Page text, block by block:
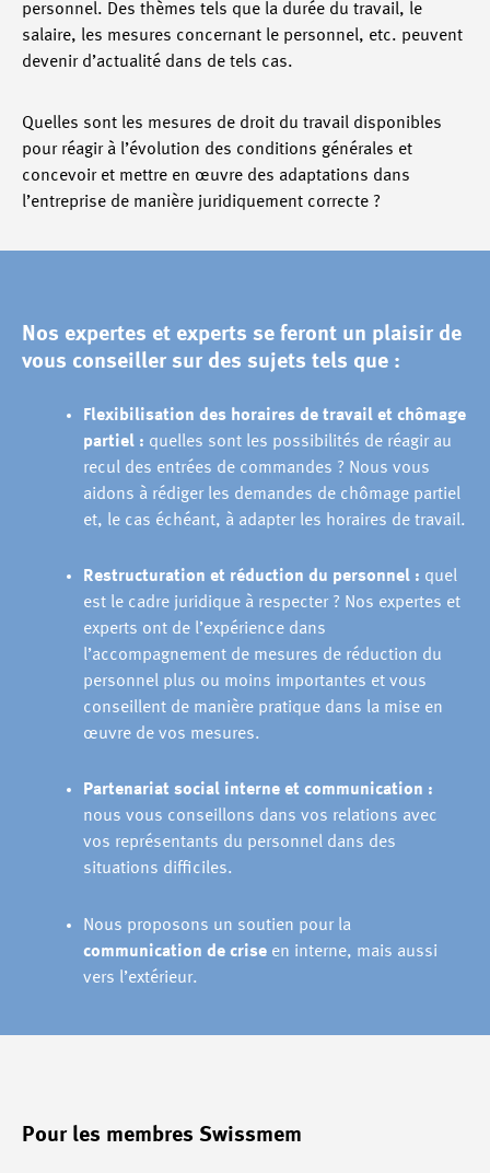
personnel. Des thèmes tels que la durée du travail, le
salaire, les mesures concernant le personnel, etc. peuvent
devenir d’actualité dans de tels cas.
Quelles sont les mesures de droit du travail disponibles
pour réagir à l’évolution des conditions générales et
concevoir et mettre en œuvre des adaptations dans
l’entreprise de manière juridiquement correcte ?
Nos expertes et experts se feront un plaisir de
vous conseiller sur des sujets tels que :
Flexibilisation des horaires de travail et chômage
partiel : quelles sont les possibilités de réagir au
recul des entrées de commandes ? Nous vous
aidons à rédiger les demandes de chômage partiel
et, le cas échéant, à adapter les horaires de travail.
Restructuration et réduction du personnel : quel
est le cadre juridique à respecter ? Nos expertes et
experts ont de l’expérience dans
l’accompagnement de mesures de réduction du
personnel plus ou moins importantes et vous
conseillent de manière pratique dans la mise en
œuvre de vos mesures.
Partenariat social interne et communication :
nous vous conseillons dans vos relations avec
vos représentants du personnel dans des
situations difficiles.
Nous proposons un soutien pour la
communication de crise en interne, mais aussi
vers l’extérieur.
Pour les membres Swissmem